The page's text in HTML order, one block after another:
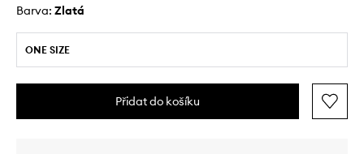
Barva: zlatá
ONE SIZE
Přidat do košíku